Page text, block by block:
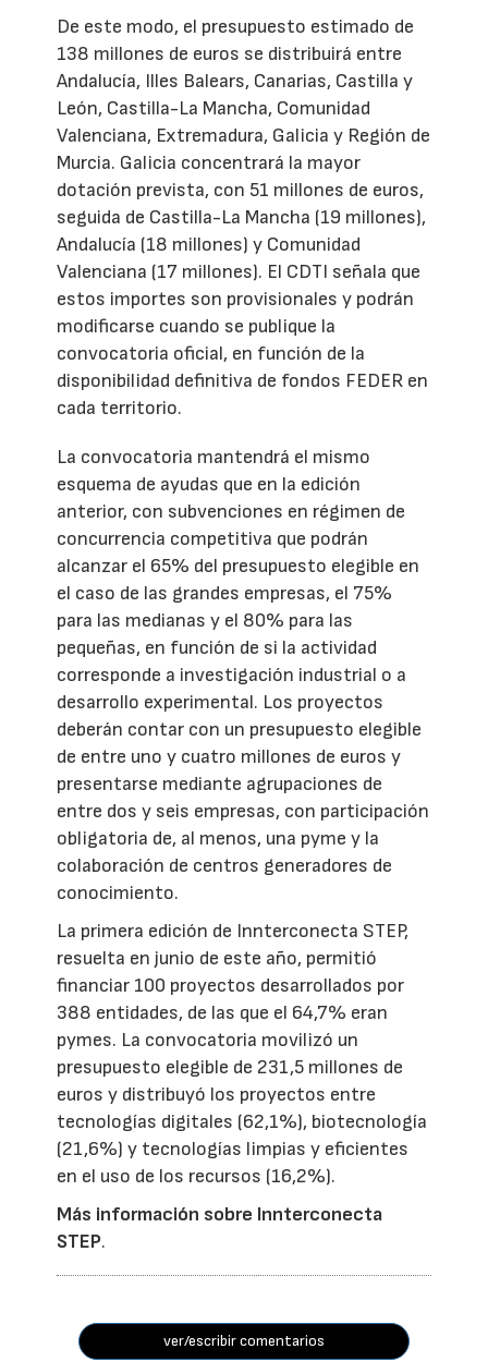
De este modo, el presupuesto estimado de
138 millones de euros se distribuirá entre
Andalucía, Illes Balears, Canarias, Castilla y
León, Castilla-La Mancha, Comunidad
Valenciana, Extremadura, Galicia y Región de
Murcia. Galicia concentrará la mayor
dotación prevista, con 51 millones de euros,
seguida de Castilla-La Mancha (19 millones),
Andalucía (18 millones) y Comunidad
Valenciana (17 millones). El CDTI señala que
estos importes son provisionales y podrán
modificarse cuando se publique la
convocatoria oficial, en función de la
disponibilidad definitiva de fondos FEDER en
cada territorio.
La convocatoria mantendrá el mismo
esquema de ayudas que en la edición
anterior, con subvenciones en régimen de
concurrencia competitiva que podrán
alcanzar el 65% del presupuesto elegible en
el caso de las grandes empresas, el 75%
para las medianas y el 80% para las
pequeñas, en función de si la actividad
corresponde a investigación industrial o a
desarrollo experimental. Los proyectos
deberán contar con un presupuesto elegible
de entre uno y cuatro millones de euros y
presentarse mediante agrupaciones de
entre dos y seis empresas, con participación
obligatoria de, al menos, una pyme y la
colaboración de centros generadores de
conocimiento.
La primera edición de Innterconecta STEP,
resuelta en junio de este año, permitió
financiar 100 proyectos desarrollados por
388 entidades, de las que el 64,7% eran
pymes. La convocatoria movilizó un
presupuesto elegible de 231,5 millones de
euros y distribuyó los proyectos entre
tecnologías digitales (62,1%), biotecnología
(21,6%) y tecnologías limpias y eficientes
en el uso de los recursos (16,2%).
Más información sobre Innterconecta
STEP.
ver/escribir comentarios